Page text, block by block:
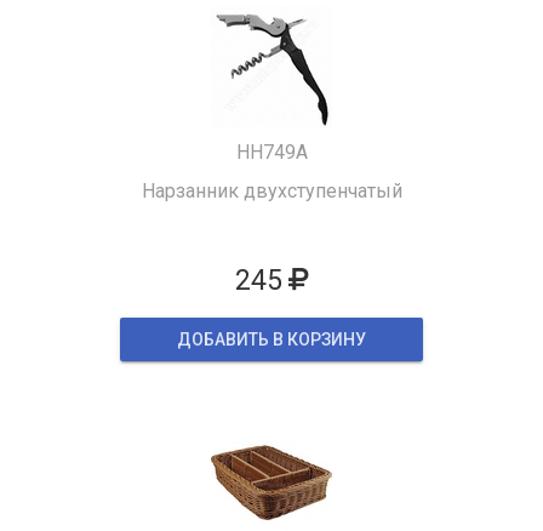
HH749A
Нарзанник двухступенчатый
245
ДОБАВИТЬ В КОРЗИНУ